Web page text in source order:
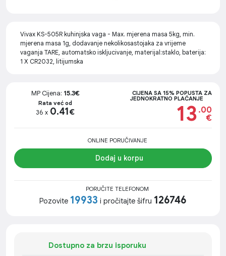
Vivax KS-505R kuhinjska vaga - Max. mjerena masa 5kg, min.
mjerena masa 1g, dodavanje nekolikosastojaka za vrijeme
vaganja TARE, automatsko iskljucivanje, materijal:staklo, baterija:
1 X CR2032, litijumska
MP Cijena: 15.3€
Rata već od
36 x 0.41€
CIJENA SA 15% POPUSTA ZA
JEDNOKRATNO PLAĆANJE
13 .00
€
ONLINE PORUČIVANJE
Dodaj u korpu
PORUČITE TELEFONOM
Pozovite 19933 i pročitajte šifru 126746
Dostupno za brzu isporuku